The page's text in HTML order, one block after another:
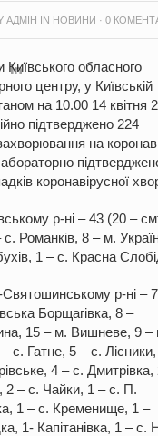
АДМІН IN НОВИНИ · 0
обласного
центру, у Київській
на 10.00 14 квітня
підтверджено 224
на
коронавірусної
р-ні – 43 (20 –
Романків, 8 – м.
1 – с. Красна
р-ні –
Борщагівка, 8 –
15 – м. Вишневе, 9 –
с. Гатне, 5 – с.
4 – с. Дмитрівка,
2 – с. Чайки, 1 – с. П.
1 – с. Кременище, 1 –
1- Капітанівка, 1 – с.